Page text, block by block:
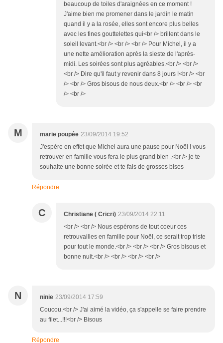
beaucoup de toiles d'araignées en ce moment !
J'aime bien me promener dans le jardin le matin
quand il y a la rosée, elles sont encore plus belles
avec les fines gouttelettes qui<br /> brillent dans le
soleil levant.<br /> <br /> <br /> Pour Michel, il y a
une nette amélioration après la sieste de l'après-
midi. Les soirées sont plus agréables.<br /> <br />
<br /> Dire qu'il faut y revenir dans 8 jours !<br /> <br
/> <br /> Gros bisous de nous deux.<br /> <br /> <br
/> <br />
M marie poupée 23/09/2014 19:52
J'espère en effet que Michel aura une pause pour Noël ! vous
retrouver en famille vous fera le plus grand bien .<br /> je te
souhaite une bonne soirée et te fais de grosses bises
Répondre
C Christiane ( Cricri) 23/09/2014 22:11
<br /> <br /> Nous espérons de tout coeur ces
retrouvailles en famille pour Noël, ce serait trop triste
pour tout le monde.<br /> <br /> <br /> Gros bisous et
bonne nuit.<br /> <br /> <br /> <br />
N ninie 23/09/2014 17:59
Coucou.<br /> J'ai aimé la vidéo, ça s'appelle se faire prendre
au filet...!!!<br /> Bisous
Répondre